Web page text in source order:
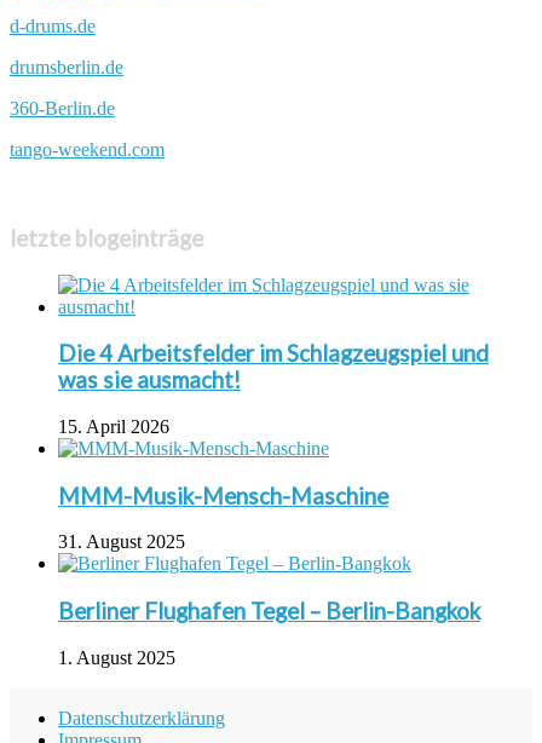
d-drums.de
drumsberlin.de
360-Berlin.de
tango-weekend.com
letzte blogeinträge
Die 4 Arbeitsfelder im Schlagzeugspiel und
was sie ausmacht!
15. April 2026
MMM-Musik-Mensch-Maschine
31. August 2025
Berliner Flughafen Tegel – Berlin-Bangkok
1. August 2025
Datenschutzerklärung